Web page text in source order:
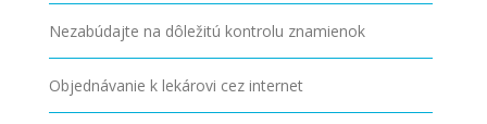
Nezabúdajte na dôležitú kontrolu znamienok
Objednávanie k lekárovi cez internet